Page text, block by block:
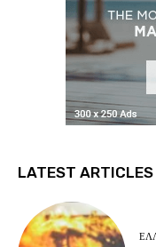
LATEST ARTICLES